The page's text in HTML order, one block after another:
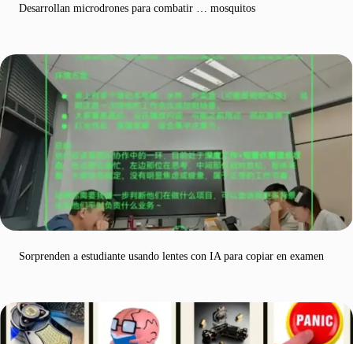
Desarrollan microdrones para combatir … mosquitos
Sorprenden a estudiante usando lentes con IA para copiar en examen